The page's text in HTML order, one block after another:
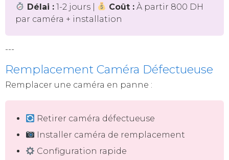
Délai : 1-2 jours | Coût : À partir 800 DH
par caméra + installation
---
Remplacement Caméra Défectueuse
Remplacer une caméra en panne :
Retirer caméra défectueuse
Installer caméra de remplacement
Configuration rapide